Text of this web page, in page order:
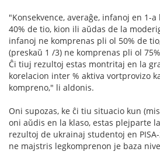
"Konsekvence, averaĝe, infanoj en 1-
40% de tio, kion ili aŭdas de la
infanoj ne komprenas pli ol 50% de
(preskaŭ 1 /3) ne komprenas pli ol
Ĉi tiuj rezultoj estas montritaj en la
korelacion inter % aktiva vortprovizo
kompreno," li aldonis.
Oni supozas, ke ĉi tiu situacio kun
oni aŭdis en la klaso, estas plejparte
rezultoj de ukrainaj studentoj en
ne majstris legkomprenon je baza